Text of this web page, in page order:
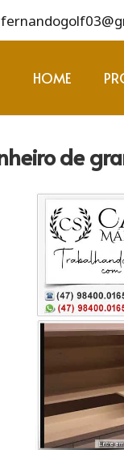
HOME
de